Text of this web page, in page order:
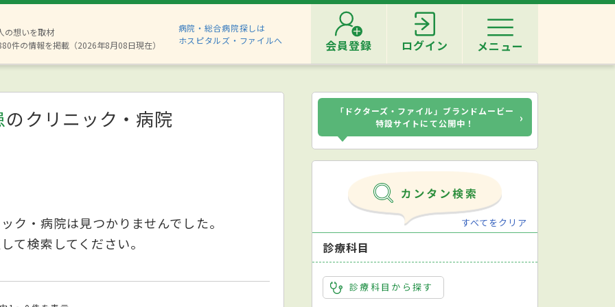
の想いを取材
件の情報を掲載（2026年8月08日現在）
病院・総合病院探しは
ホスピタルズ・ファイルへ
会員登録 ログイン メニュー
のクリニック・病院
ク・病院は見つかりませんでした。
て検索してください。
「ドクターズ・ファイル」ブランドムービー
特設サイトにて公開中！
›
すべてをクリア
診療科目
診療科目から探す